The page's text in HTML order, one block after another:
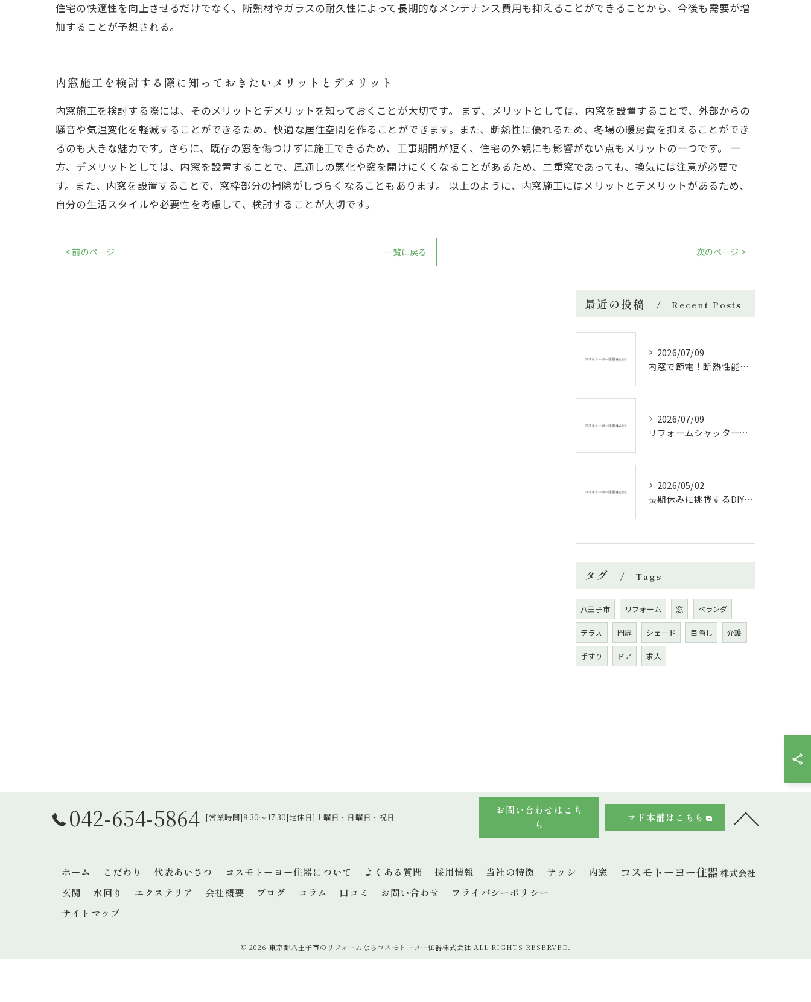
住宅の快適性を向上させるだけでなく、断熱材やガラスの耐久性によって長期的なメンテナンス費用も抑えることができることから、今後も需要が増
加することが予想される。
内窓施工を検討する際に知っておきたいメリットとデメリット
内窓施工を検討する際には、そのメリットとデメリットを知っておくことが大切です。 まず、メリットとしては、内窓を設置することで、外部からの
騒音や気温変化を軽減することができるため、快適な居住空間を作ることができます。また、断熱性に優れるため、冬場の暖房費を抑えることができ
るのも大きな魅力です。さらに、既存の窓を傷つけずに施工できるため、工事期間が短く、住宅の外観にも影響がない点もメリットの一つです。 一
方、デメリットとしては、内窓を設置することで、風通しの悪化や窓を開けにくくなることがあるため、二重窓であっても、換気には注意が必要で
す。また、内窓を設置することで、窓枠部分の掃除がしづらくなることもあります。 以上のように、内窓施工にはメリットとデメリットがあるため、
自分の生活スタイルや必要性を考慮して、検討することが大切です。
< 前のページ 一覧に戻る 次のページ >
最近の投稿 Recent Posts
2026/07/09
内窓で節電！断熱性能と補助金活用法
2026/07/09
リフォームシャッターで叶える台風対策の効果的方法
2026/05/02
長期休みに挑戦するDIYリフォームの極意
タグ Tags
八王子市 リフォーム 窓 ベランダ
テラス 門扉 シェード 目隠し 介護
手すり ドア 求人
042-654-5864 [営業時間]8:30～17:30[定休日]土曜日・日曜日・祝日
お問い合わせはこち
ら
マド本舗はこちら
ホーム こだわり 代表あいさつ コスモトーヨー住器について よくある質問 採用情報 当社の特徴 サッシ
内窓
玄関
水回り エクステリア 会社概要 ブログ コラム 口コミ お問い合わせ
プライバシーポリシー
サイトマップ
© 2026 東京都八王子市のリフォームならコスモトーヨー住器株式会社 ALL RIGHTS RESERVED.